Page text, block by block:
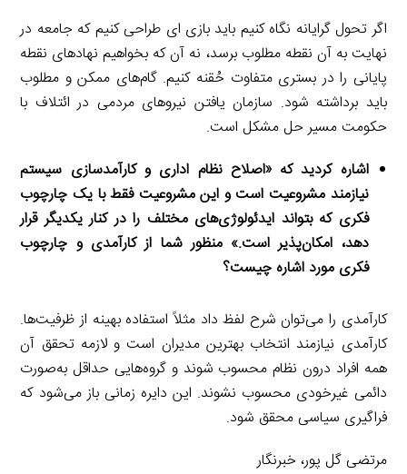
اگر تحول گرایانه نگاه کنیم باید بازی ای طراحی کنیم که جامعه در
نهایت به آن نقطه مطلوب برسد، نه آن که بخواهیم نهادهای نقطه
پایانی را در بستری متفاوت حُقنه کنیم. گام‌های ممکن و مطلوب
باید برداشته شود. سازمان یافتن نیروهای مردمی در ائتلاف با
حکومت مسیر حل مشکل است.
اشاره کردید که «اصلاح نظام اداری و کارآمدسازی سیستم
نیازمند مشروعیت است و این مشروعیت فقط با یک چارچوب
فکری که بتواند ایدئولوژی‌های مختلف را در کنار یکدیگر قرار
دهد، امکان‌پذیر است.» منظور شما از کارآمدی و چارچوب
فکری مورد اشاره چیست؟
کارآمدی را می‌توان شرح لفظ داد مثلاً استفاده بهینه از ظرفیت‌ها.
کارآمدی نیازمند انتخاب بهترین مدیران است و لازمه تحقق آن
همه افراد درون نظام محسوب شوند و گروه‌هایی حداقل به‌صورت
دائمی غیرخودی محسوب نشوند. این دایره زمانی باز می‌شود که
فراگیری سیاسی محقق شود.
مرتضی گل پور، خبرنگار